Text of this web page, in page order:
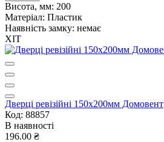
Висота, мм: 200
Матеріал: Пластик
Наявність замку: немає
ХІТ
Дверцi ревiзiйнi 150х200мм Домовент
Код: 88857
В наявності
196.00 ₴